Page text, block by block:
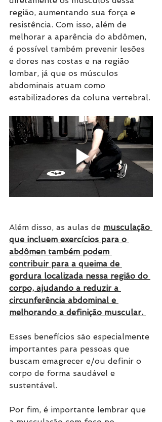
região, aumentando sua força e
resistência. Com isso, além de
melhorar a aparência do abdômen,
é possível também prevenir lesões
e dores nas costas e na região
lombar, já que os músculos
abdominais atuam como
estabilizadores da coluna vertebral.
Além disso, as aulas de musculação
que incluem exercícios para o
abdômen também podem
contribuir para a queima de
gordura localizada nessa região do
corpo, ajudando a reduzir a
circunferência abdominal e
melhorando a definição muscular.
Esses benefícios são especialmente
importantes para pessoas que
buscam emagrecer e/ou definir o
corpo de forma saudável e
sustentável.
Por fim, é importante lembrar que